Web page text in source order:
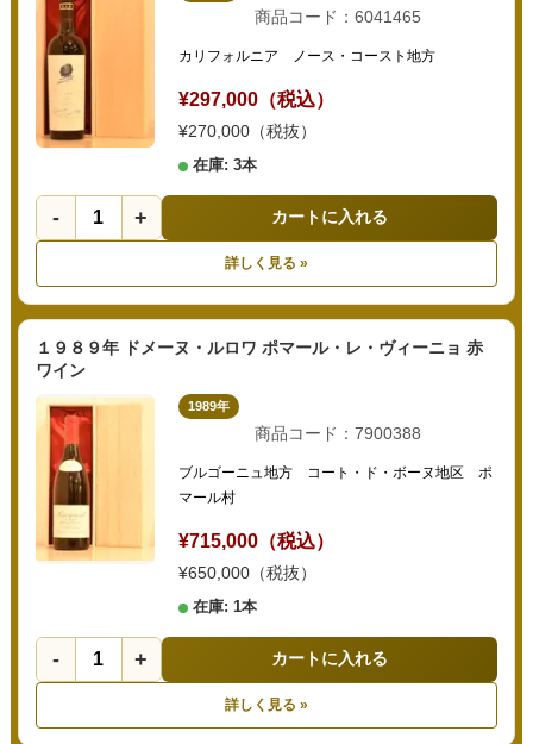
商品コード：6041465
カリフォルニア ノース・コースト地方
¥297,000（税込）
¥270,000（税抜）
在庫: 3本
- + カートに入れる
詳しく見る »
１９８９年 ドメーヌ・ルロワ ポマール・レ・ヴィーニョ 赤
ワイン
1989年
商品コード：7900388
ブルゴーニュ地方 コート・ド・ボーヌ地区 ポ
マール村
¥715,000（税込）
¥650,000（税抜）
在庫: 1本
- + カートに入れる
詳しく見る »